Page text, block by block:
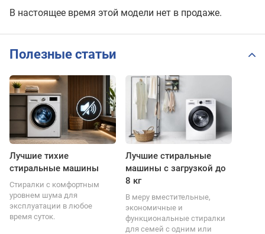
В настоящее время этой модели нет в продаже.
Полезные статьи
Лучшие тихие
стиральные машины
Стиралки с комфортным
уровнем шума для
эксплуатации в любое
время суток.
Лучшие стиральные
машины с загрузкой до
8 кг
В меру вместительные,
экономичные и
функциональные стиралки
для семей с одним или